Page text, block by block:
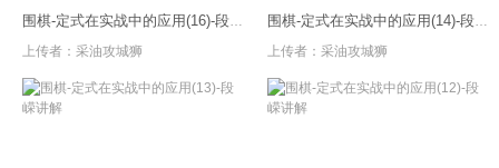
围棋-定式在实战中的应用(16)-段嵘讲解
上传者： 采油攻城狮
围棋-定式在实战中的应用(14)-段嵘讲解
上传者： 采油攻城狮